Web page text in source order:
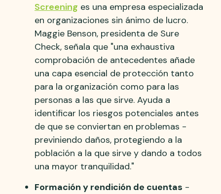
Screening es una empresa especializada
en organizaciones sin ánimo de lucro.
Maggie Benson, presidenta de Sure
Check, señala que "una exhaustiva
comprobación de antecedentes añade
una capa esencial de protección tanto
para la organización como para las
personas a las que sirve. Ayuda a
identificar los riesgos potenciales antes
de que se conviertan en problemas -
previniendo daños, protegiendo a la
población a la que sirve y dando a todos
una mayor tranquilidad."
Formación y rendición de cuentas -